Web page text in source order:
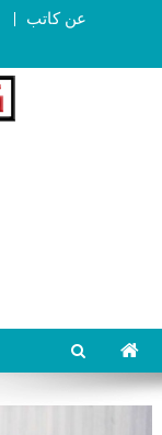
عن كاتب